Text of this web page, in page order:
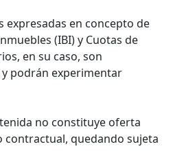
expresadas en concepto de
(IBI) y Cuotas de
en su caso, son
podrán experimentar
no constituye oferta
quedando sujeta